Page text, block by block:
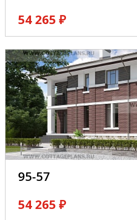
54 265 ₽
95-57
54 265 ₽